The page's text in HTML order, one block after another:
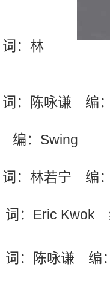
：林
：陈咏谦 编
编：Swing
：林若宁 编
：Eric Kwok
词：陈咏谦 编